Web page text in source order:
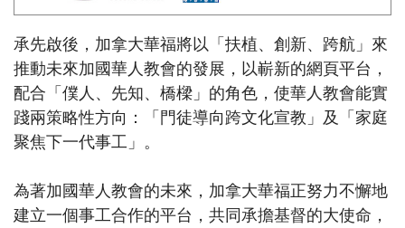
承先啟後，加拿大華福將以「扶植、創新、跨航」來
推動未來加國華人教會的發展，以嶄新的網頁平台，
配合「僕人、先知、橋樑」的角色，使華人教會能實
踐兩策略性方向：「門徒導向跨文化宣教」及「家庭
聚焦下一代事工」。
為著加國華人教會的未來，加拿大華福正努力不懈地
建立一個事工合作的平台，共同承擔基督的大使命，